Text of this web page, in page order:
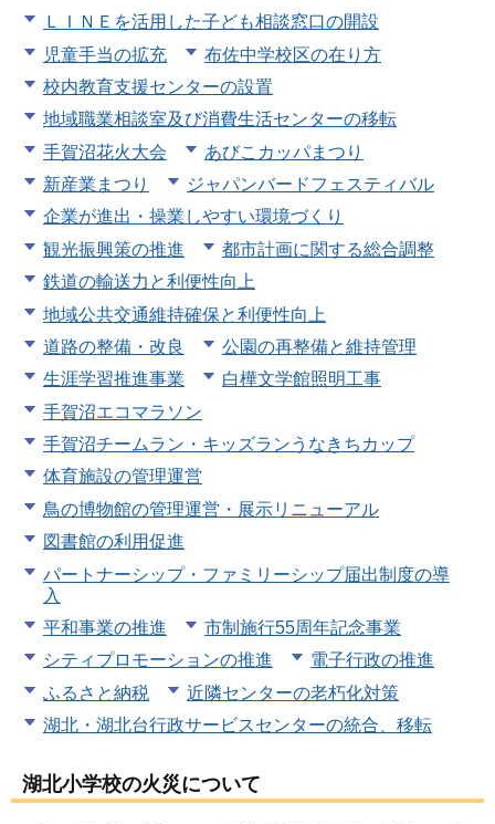
ＬＩＮＥを活用した子ども相談窓口の開設
児童手当の拡充
布佐中学校区の在り方
校内教育支援センターの設置
地域職業相談室及び消費生活センターの移転
手賀沼花火大会
あびこカッパまつり
新産業まつり
ジャパンバードフェスティバル
企業が進出・操業しやすい環境づくり
観光振興策の推進
都市計画に関する総合調整
鉄道の輸送力と利便性向上
地域公共交通維持確保と利便性向上
道路の整備・改良
公園の再整備と維持管理
生涯学習推進事業
白樺文学館照明工事
手賀沼エコマラソン
手賀沼チームラン・キッズランうなきちカップ
体育施設の管理運営
鳥の博物館の管理運営・展示リニューアル
図書館の利用促進
パートナーシップ・ファミリーシップ届出制度の導
入
平和事業の推進
市制施行55周年記念事業
シティプロモーションの推進
電子行政の推進
ふるさと納税
近隣センターの老朽化対策
湖北・湖北台行政サービスセンターの統合、移転
湖北小学校の火災について